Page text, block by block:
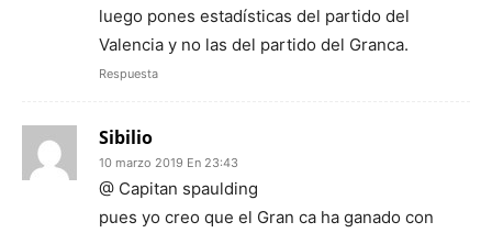
luego pones estadísticas del partido del
Valencia y no las del partido del Granca.
Respuesta
Sibilio
10 marzo 2019 En 23:43
@ Capitan spaulding
pues yo creo que el Gran ca ha ganado con